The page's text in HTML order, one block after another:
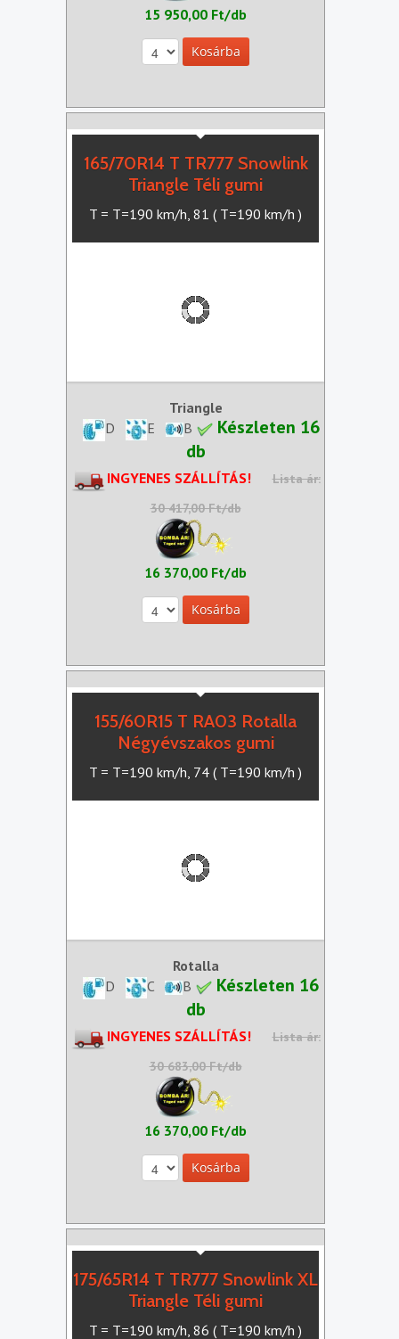
15 950,00 Ft/db
165/70R14 T TR777 Snowlink
Triangle Téli gumi
T = T=190 km/h, 81 ( T=190 km/h )
Triangle
D
E B
Készleten 16
db
INGYENES SZÁLLÍTÁS!
Lista ár:
30 417,00 Ft/db
16 370,00 Ft/db
155/60R15 T RA03 Rotalla
Négyévszakos gumi
T = T=190 km/h, 74 ( T=190 km/h )
Rotalla
D
C B
Készleten 16
db
INGYENES SZÁLLÍTÁS!
Lista ár:
30 683,00 Ft/db
16 370,00 Ft/db
175/65R14 T TR777 Snowlink XL
Triangle Téli gumi
T = T=190 km/h, 86 ( T=190 km/h )